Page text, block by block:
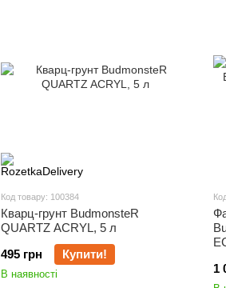
Код товару: 100384
Кварц-грунт BudmonsteR
QUARTZ ACRYL, 5 л
495 грн
Купити!
В наявності
1